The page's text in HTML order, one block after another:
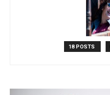
18 POSTS